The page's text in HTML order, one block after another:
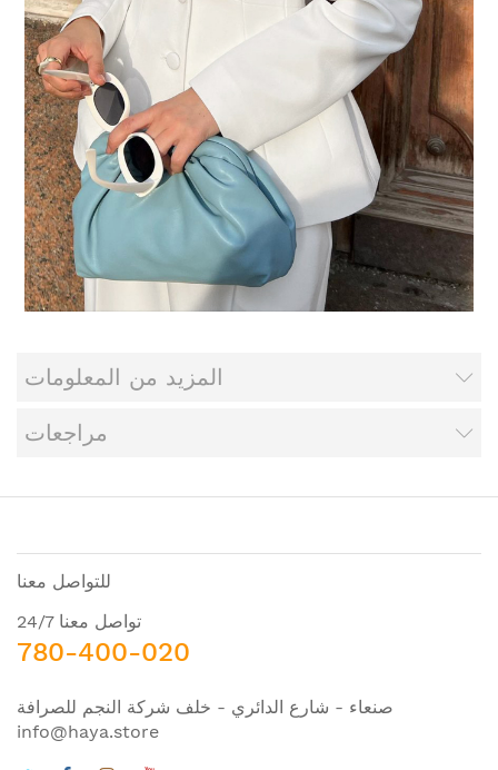
المزيد من المعلومات
مراجعات
للتواصل معنا
تواصل معنا 24/7
780-400-020
صنعاء - شارع الدائري - خلف شركة النجم للصرافة
info@haya.store